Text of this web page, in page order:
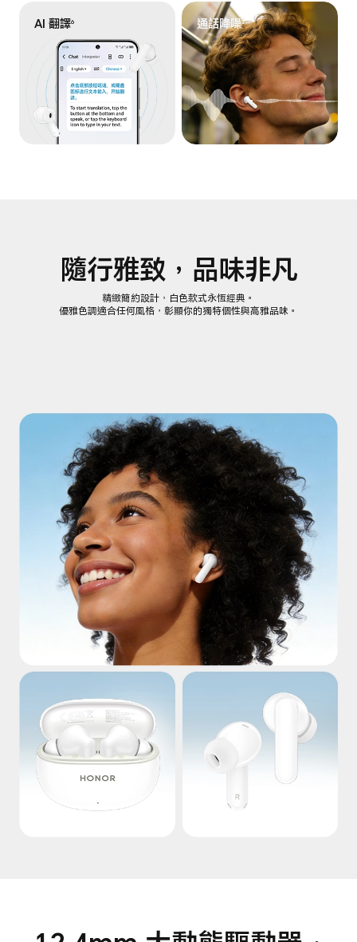
AI 翻譯6 通話降噪2
隨行雅致，品味非凡
精緻簡約設計，白色款式永恆經典。
優雅色調適合任何風格，彰顯你的獨特個性與高雅品味。